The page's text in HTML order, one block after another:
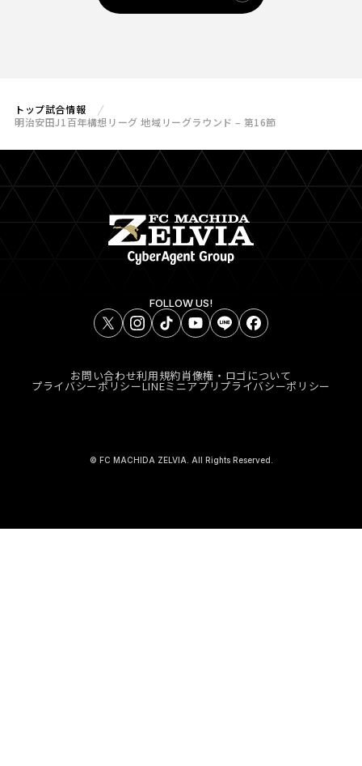
トップ試合情報
明治安田J1百年構想リーグ 地域リーグラウンド – 第16節
FOLLOW US!
お問い合わせ利用規約肖像権・ロゴについて
プライバシーポリシーLINEミニアプリプライバシーポリシー
© FC MACHIDA ZELVIA. All Rights Reserved.